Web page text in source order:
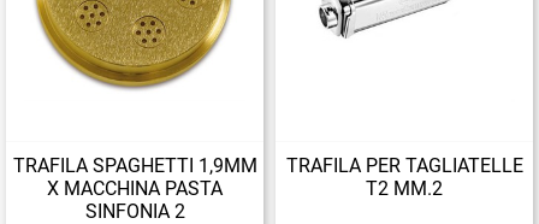
TRAFILA SPAGHETTI 1,9MM
X MACCHINA PASTA
SINFONIA 2
TRAFILA PER TAGLIATELLE
T2 MM.2